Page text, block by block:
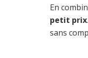
En
petit prix
sans